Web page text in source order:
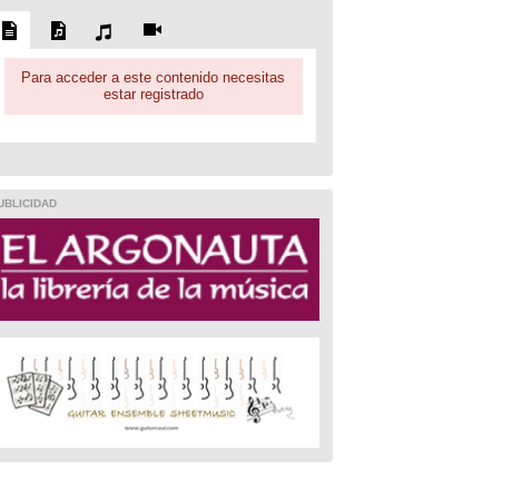
Para acceder a este contenido necesitas
estar registrado